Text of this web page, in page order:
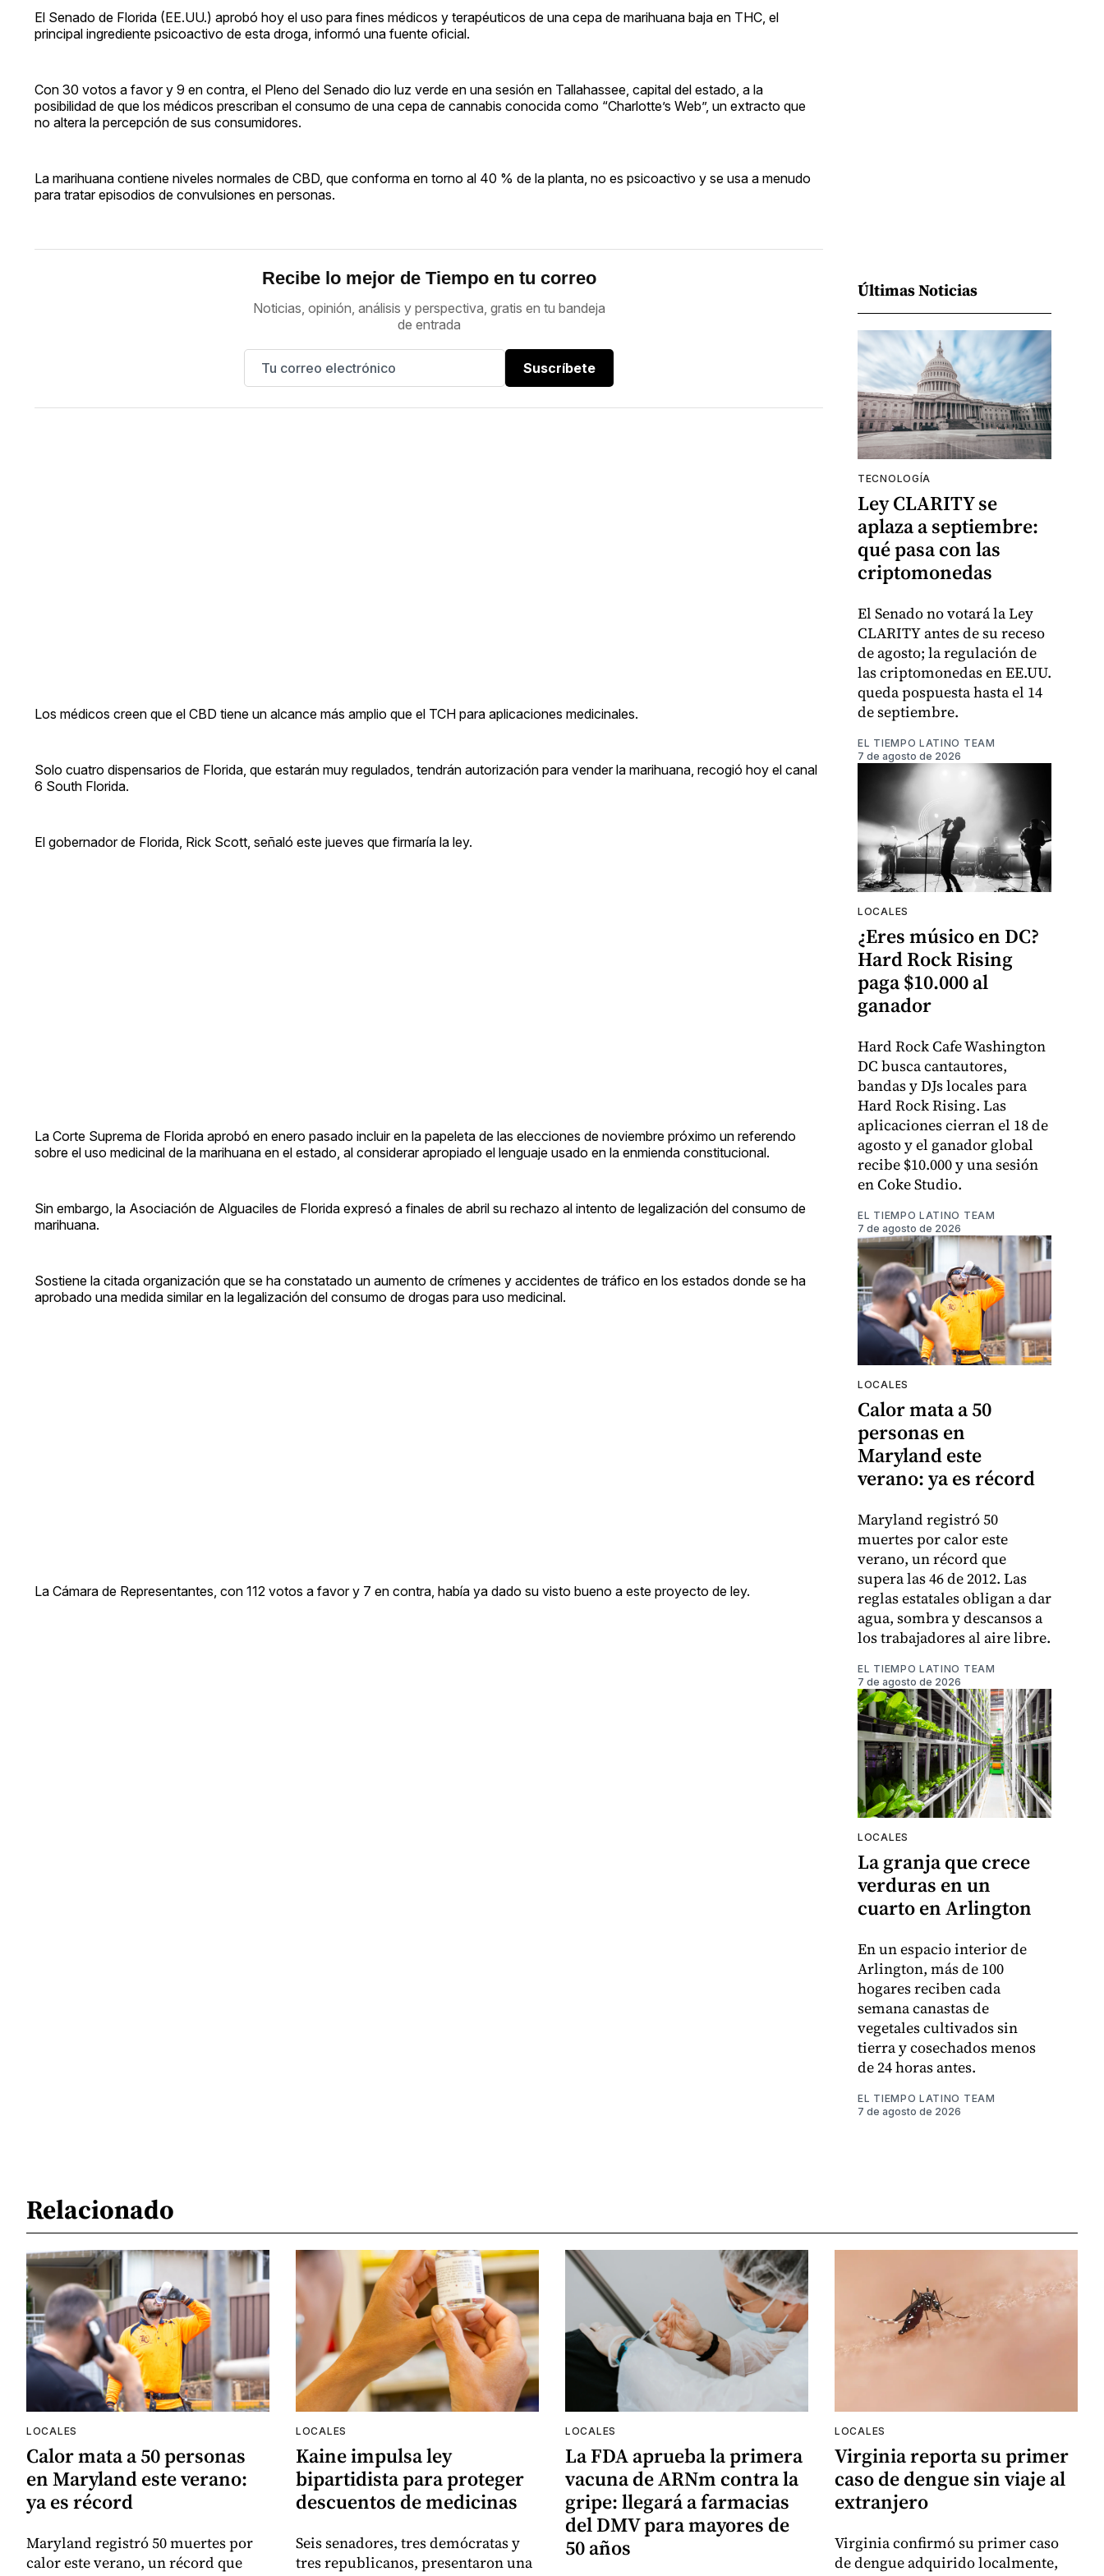
El Senado de Florida (EE.UU.) aprobó hoy el uso para fines médicos y terapéuticos de una cepa de marihuana baja en THC, el
principal ingrediente psicoactivo de esta droga, informó una fuente oficial.
Con 30 votos a favor y 9 en contra, el Pleno del Senado dio luz verde en una sesión en Tallahassee, capital del estado, a la
posibilidad de que los médicos prescriban el consumo de una cepa de cannabis conocida como “Charlotte’s Web”, un extracto que
no altera la percepción de sus consumidores.
La marihuana contiene niveles normales de CBD, que conforma en torno al 40 % de la planta, no es psicoactivo y se usa a menudo
para tratar episodios de convulsiones en personas.
Recibe lo mejor de Tiempo en tu correo
Noticias, opinión, análisis y perspectiva, gratis en tu bandeja
de entrada
Suscríbete
Los médicos creen que el CBD tiene un alcance más amplio que el TCH para aplicaciones medicinales.
Solo cuatro dispensarios de Florida, que estarán muy regulados, tendrán autorización para vender la marihuana, recogió hoy el canal
6 South Florida.
El gobernador de Florida, Rick Scott, señaló este jueves que firmaría la ley.
La Corte Suprema de Florida aprobó en enero pasado incluir en la papeleta de las elecciones de noviembre próximo un referendo
sobre el uso medicinal de la marihuana en el estado, al considerar apropiado el lenguaje usado en la enmienda constitucional.
Sin embargo, la Asociación de Alguaciles de Florida expresó a finales de abril su rechazo al intento de legalización del consumo de
marihuana.
Sostiene la citada organización que se ha constatado un aumento de crímenes y accidentes de tráfico en los estados donde se ha
aprobado una medida similar en la legalización del consumo de drogas para uso medicinal.
La Cámara de Representantes, con 112 votos a favor y 7 en contra, había ya dado su visto bueno a este proyecto de ley.
Últimas Noticias
TECNOLOGÍA
Ley CLARITY se
aplaza a septiembre:
qué pasa con las
criptomonedas
El Senado no votará la Ley
CLARITY antes de su receso
de agosto; la regulación de
las criptomonedas en EE.UU.
queda pospuesta hasta el 14
de septiembre.
EL TIEMPO LATINO TEAM
7 de agosto de 2026
LOCALES
¿Eres músico en DC?
Hard Rock Rising
paga $10.000 al
ganador
Hard Rock Cafe Washington
DC busca cantautores,
bandas y DJs locales para
Hard Rock Rising. Las
aplicaciones cierran el 18 de
agosto y el ganador global
recibe $10.000 y una sesión
en Coke Studio.
EL TIEMPO LATINO TEAM
7 de agosto de 2026
LOCALES
Calor mata a 50
personas en
Maryland este
verano: ya es récord
Maryland registró 50
muertes por calor este
verano, un récord que
supera las 46 de 2012. Las
reglas estatales obligan a dar
agua, sombra y descansos a
los trabajadores al aire libre.
EL TIEMPO LATINO TEAM
7 de agosto de 2026
LOCALES
La granja que crece
verduras en un
cuarto en Arlington
En un espacio interior de
Arlington, más de 100
hogares reciben cada
semana canastas de
vegetales cultivados sin
tierra y cosechados menos
de 24 horas antes.
EL TIEMPO LATINO TEAM
7 de agosto de 2026
Relacionado
LOCALES
Calor mata a 50 personas
en Maryland este verano:
ya es récord
Maryland registró 50 muertes por
calor este verano, un récord que
LOCALES
Kaine impulsa ley
bipartidista para proteger
descuentos de medicinas
Seis senadores, tres demócratas y
tres republicanos, presentaron una
LOCALES
La FDA aprueba la primera
vacuna de ARNm contra la
gripe: llegará a farmacias
del DMV para mayores de
50 años
LOCALES
Virginia reporta su primer
caso de dengue sin viaje al
extranjero
Virginia confirmó su primer caso
de dengue adquirido localmente,